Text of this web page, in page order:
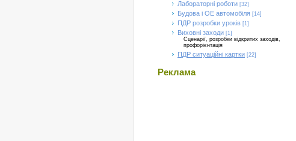
Лабораторні роботи [32]
Будова і ОЕ автомобіля [14]
ПДР розробки уроків [1]
Виховні заходи [1]
Сценарії, розробки відкритих заходів,
профорієнтація
ПДР ситуаційні картки [22]
Реклама